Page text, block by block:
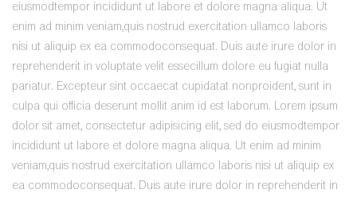
eiusmodtempor incididunt ut labore et dolore magna aliqua. Ut
enim ad minim veniam,quis nostrud exercitation ullamco laboris
nisi ut aliquip ex ea commodoconsequat. Duis aute irure dolor in
reprehenderit in voluptate velit essecillum dolore eu fugiat nulla
pariatur. Excepteur sint occaecat cupidatat nonproident, sunt in
culpa qui officia deserunt mollit anim id est laborum. Lorem ipsum
dolor sit amet, consectetur adipisicing elit, sed do eiusmodtempor
incididunt ut labore et dolore magna aliqua. Ut enim ad minim
veniam,quis nostrud exercitation ullamco laboris nisi ut aliquip ex
ea commodoconsequat. Duis aute irure dolor in reprehenderit in